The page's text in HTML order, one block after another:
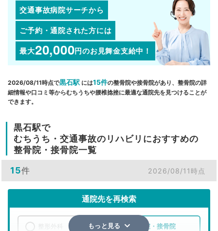
交通事故病院サーチから
ご予約・通院された方には
最大20,000円のお見舞金支給中！
2026/08/11時点で黒石駅 には15件の整骨院や接骨院があり、整骨院の詳
細情報や口コミ等からむちうちや腰椎捻挫に最適な通院先を見つけることが
できます。
黒石駅で
むちうち・交通事故のリハビリにおすすめの
整骨院・接骨院一覧
15件 2026/08/11時点
通院先を再検索
整骨院・接骨院
もっと見る